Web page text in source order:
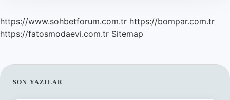
https://www.sohbetforum.com.tr https://bompar.com.tr
https://fatosmodaevi.com.tr Sitemap
SIDEBAR
SON YAZILAR